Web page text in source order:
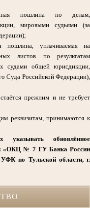
пошлина по делам,
мировыми судьями (за
пошлина, уплачиваемая на
листов по результатам
судами общей юрисдикции,
Суда Российской Федерации),
прежним и не требует
реквизитам, принимаются к
указывать обновлённое
«ОКЦ № 7 ГУ Банка России
по Тульской области, г.